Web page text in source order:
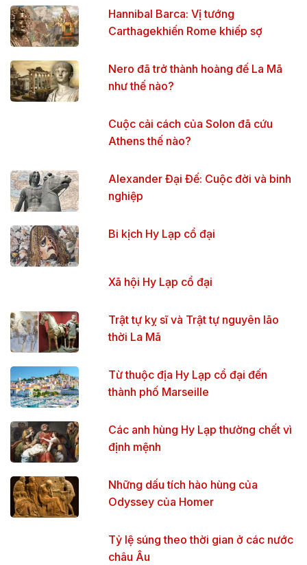
Hannibal Barca: Vị tướng
Carthagekhiến Rome khiếp sợ
Nero đã trở thành hoàng đế La Mã
như thế nào?
Cuộc cải cách của Solon đã cứu
Athens thế nào?
Alexander Đại Đế: Cuộc đời và binh
nghiệp
Bi kịch Hy Lạp cổ đại
Xã hội Hy Lạp cổ đại
Trật tự kỵ sĩ và Trật tự nguyên lão
thời La Mã
Từ thuộc địa Hy Lạp cổ đại đến
thành phố Marseille
Các anh hùng Hy Lạp thường chết vì
định mệnh
Những dấu tích hào hùng của
Odyssey của Homer
Tỷ lệ súng theo thời gian ở các nước
châu Âu